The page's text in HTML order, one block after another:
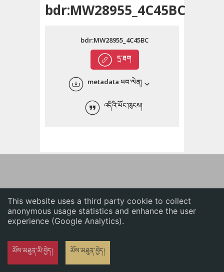
This website uses a third party cookie to collect
anonymous usage statistics and enhance the user
experience (Google Analytics).
མོས་མཐུན་མི་བྱེད། མོས་མཐུན་བྱེད།
English
ភាសាខ្មែរ
bdr:MW28955_4C45BC
དྲ་ཐག
bdr:MW28955_4C45BC
metadata ཕབ་ལེན།
འདིའི་ཡོང་ཁུངས།